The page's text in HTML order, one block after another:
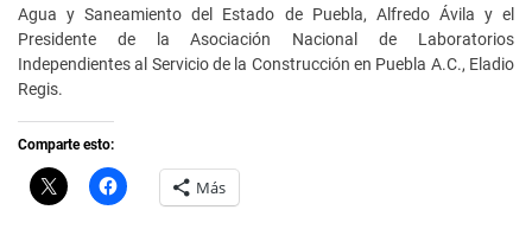
Agua y Saneamiento del Estado de Puebla, Alfredo Ávila y el
Presidente de la Asociación Nacional de Laboratorios
Independientes al Servicio de la Construcción en Puebla A.C., Eladio
Regis.
Comparte esto:
C
l
H
a Más